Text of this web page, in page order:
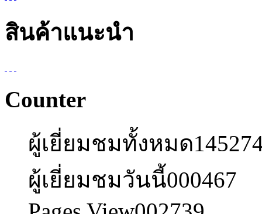
สินค้าแนะนำ
Counter
ผู้เยี่ยมชมทั้งหมด
ผู้เยี่ยมชมวันนี้000467